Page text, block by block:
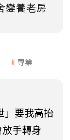
變養老房
專業
」要我高抬
手轉身